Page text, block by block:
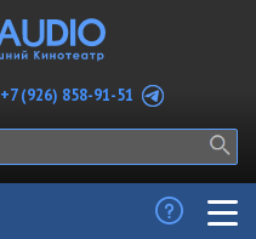
+7 (926) 858-91-51